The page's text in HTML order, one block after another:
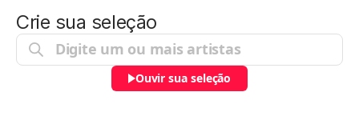
Crie sua seleção
Ouvir sua seleção